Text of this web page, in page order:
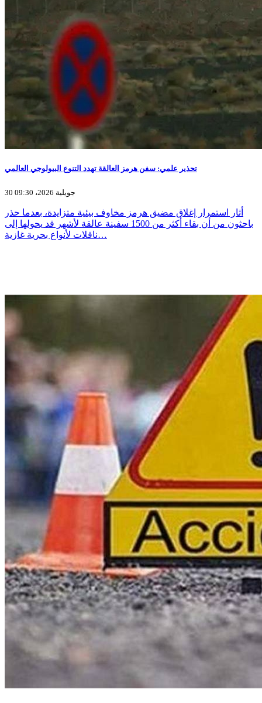
تحذير علمي: سفن هرمز العالقة تهدد التنوع البيولوجي العالمي
30 جويلية 2026، 09:30
أثار استمرار إغلاق مضيق هرمز مخاوف بيئية متزايدة، بعدما حذر
باحثون من أن بقاء أكثر من 1500 سفينة عالقة لأشهر قد يحولها إلى
ناقلات لأنواع بحرية غازية…